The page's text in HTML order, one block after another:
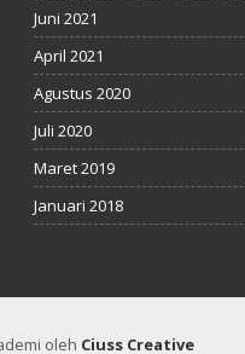
Juni 2021
April 2021
Agustus 2020
Juli 2020
Maret 2019
Januari 2018
oleh Ciuss Creative